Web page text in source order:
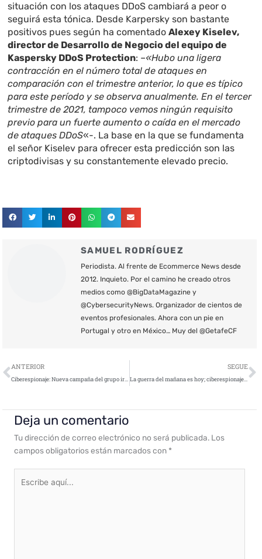
situación con los ataques DDoS cambiará a peor o
seguirá esta tónica. Desde Karpersky son bastante
positivos pues según ha comentadoAlexey Kiselev,
director de Desarrollo de Negocio del equipo de
Kaspersky DDoS Protection: –«Hubo una ligera
contracción en el número total de ataques en
comparación con el trimestre anterior, lo que es típico
para este período y se observa anualmente. En el tercer
trimestre de 2021, tampoco vemos ningún requisito
previo para un fuerte aumento o caída en el mercado
de ataques DDoS«-. La base en la que se fundamenta
el señor Kiselev para ofrecer esta predicción son las
criptodivisas y su constantemente elevado precio.
SAMUEL RODRÍGUEZ
Periodista. Al frente de Ecommerce News desde
2012. Inquieto. Por el camino he creado otros
medios como @BigDataMagazine y
@CybersecurityNews. Organizador de cientos de
eventos profesionales. Ahora con un pie en
Portugal y otro en México… Muy del @GetafeCF
Ant
ANTERIOR
Ciberespionaje: Nueva campaña del grupo iraní TA456 contra empleados de defensa a través de Facebook
SEGUE
La guerra del mañana es hoy; ciberespionaje a escala mundial
Deja un comentario
Tu dirección de correo electrónico no será publicada. Los
campos obligatorios están marcados con *
aquí...